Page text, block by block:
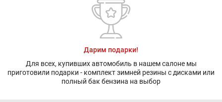
Дарим подарки!
Для всех, купивших автомобиль в нашем салоне мы
приготовили подарки - комплект зимней резины с дисками или
полный бак бензина на выбор